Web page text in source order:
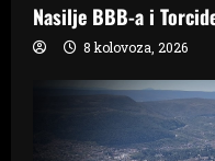
Nasilje BBB-a i
8 kolovoza, 2026